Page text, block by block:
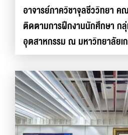
อาจารย์ภาควิชาจุลชีววิทยา ค
ติดตามการฝึกงานนักศึกษา กลุ่
อุตสาหกรรม ณ มหาวิทยาลัยเ